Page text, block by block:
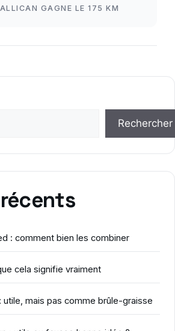
GAGNE LE 175 KM
Rechercher
: comment bien les combiner
cela signifie vraiment
utile, mais pas comme brûle-graisse